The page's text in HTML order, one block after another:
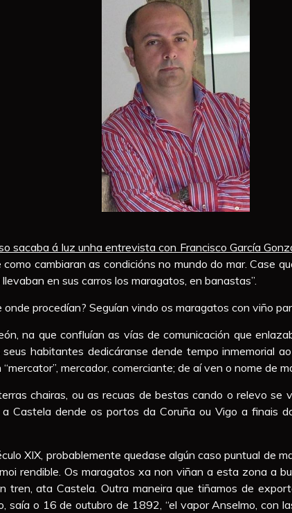
sacaba á luz unha entrevista con Francisco García
cambiaran as condicións no mundo do mar. Case
en sus carros los maragatos, en banastas”.
procedían? Seguían vindo os maragatos con viño
na que confluían as vías de comunicación que
habitantes dedicáranse dende tempo inmemorial
mercador, comerciante; de aí ven o nome de
chairas, ou as recuas de bestas cando o relevo se
Castela dende os portos da Coruña ou Vigo a finais
XIX, probablemente quedase algún caso puntual de
rendible. Os maragatos xa non viñan a esta zona a
tren, ata Castela. Outra maneira que tiñamos de
saía o 16 de outubro de 1892, “el vapor Anselmo, con